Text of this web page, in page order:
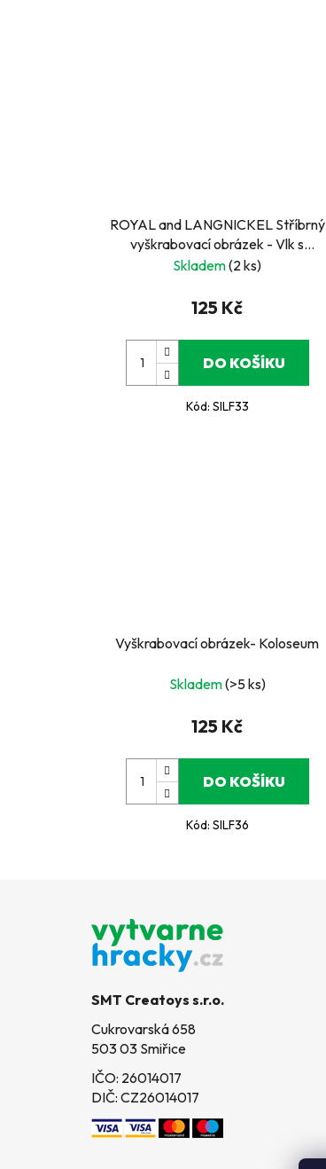
ROYAL and LANGNICKEL Stříbrný
vyškrabovací obrázek - Vlk s
měsícem
Skladem(2 ks)
125 Kč
DO KOŠÍKU
Kód: SILF33
Vyškrabovací obrázek- Koloseum
Skladem(>5 ks)
125 Kč
DO KOŠÍKU
Kód: SILF36
SMT Creatoys s.r.o.
Cukrovarská 658
503 03 Smiřice
IČO: 26014017
DIČ: CZ26014017